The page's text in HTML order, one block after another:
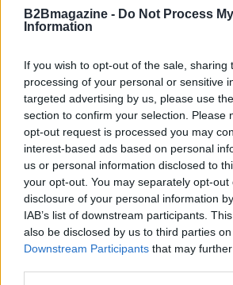
B2Bmagazine - Do Not Process
Information
If you wish to opt-out of the sale, sharing
processing of your personal or sensitive
targeted advertising by us, please use
section to confirm your selection. Please
opt-out request is processed you may
interest-based ads based on personal
us or personal information disclosed to
your opt-out. You may separately opt-
disclosure of your personal information
IAB’s list of downstream participants.
also be disclosed by us to third parties
Downstream Participants that may
un miglioramento della qualità
economico, meno consumista e
sfida è aperta.
AUTORE
AiAdhubMedia